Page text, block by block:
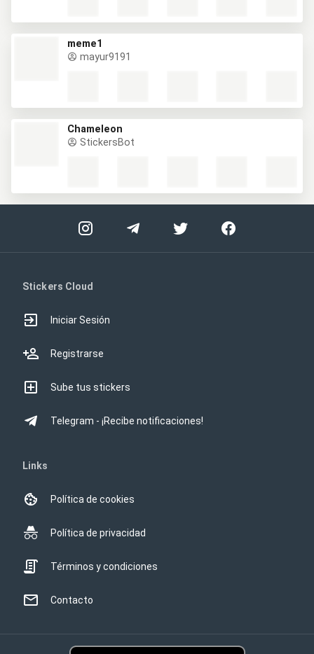
meme1
mayur9191
Chameleon
StickersBot
Stickers Cloud
Iniciar Sesión
Registrarse
Sube tus stickers
Telegram - ¡Recibe notificaciones!
Links
Política de cookies
Política de privacidad
Términos y condiciones
Contacto